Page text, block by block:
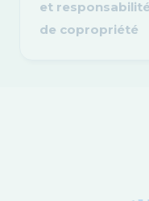
et
de copropriété